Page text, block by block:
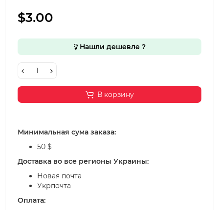
$3.00
Нашли дешевле ?
В корзину
Минимальная сума заказа:
50 $
Доставка во все регионы Украины:
Новая почта
Укрпочта
Оплата: